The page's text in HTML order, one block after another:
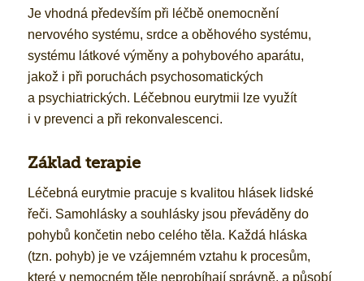
Je vhodná především při léčbě onemocnění
nervového systému, srdce a oběhového systému,
systému látkové výměny a pohybového aparátu,
jakož i při poruchách psychosomatických
a psychiatrických. Léčebnou eurytmii lze využít
i v prevenci a při rekonvalescenci.
Základ terapie
Léčebná eurytmie pracuje s kvalitou hlásek lidské
řeči. Samohlásky a souhlásky jsou převáděny do
pohybů končetin nebo celého těla. Každá hláska
(tzn. pohyb) je ve vzájemném vztahu k procesům,
které v nemocném těle neprobíhají správně, a působí